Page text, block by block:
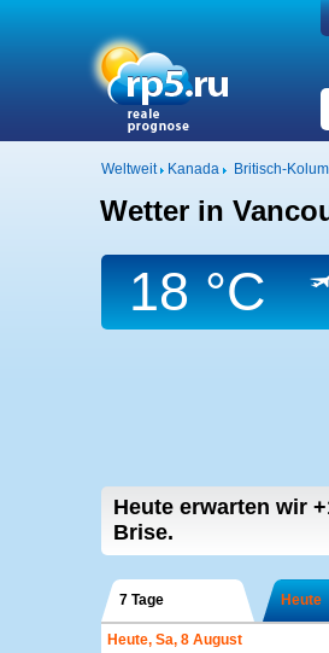
Weltweit Kanada Britisch-
Wetter in
18 °C
Heute erwarten wir
Brise.
7 Tage Heute
Heute, Sa, 8 August